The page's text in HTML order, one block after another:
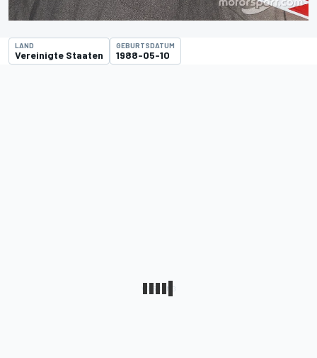
LAND
Vereinigte Staaten
GEBURTSDATUM
1988-05-10